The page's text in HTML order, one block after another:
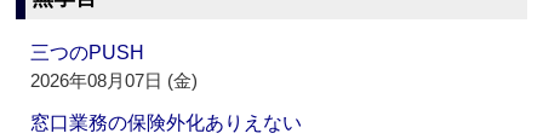
三つのPUSH
2026年08月07日 (金)
窓口業務の保険外化ありえない